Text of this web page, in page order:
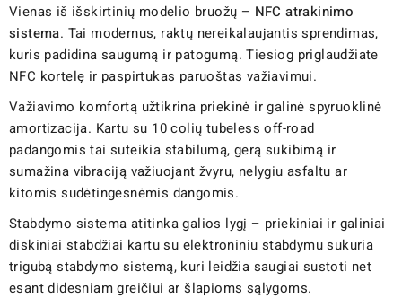
Vienas iš išskirtinių modelio bruožų – NFC atrakinimo
sistema. Tai modernus, raktų nereikalaujantis sprendimas,
kuris padidina saugumą ir patogumą. Tiesiog priglaudžiate
NFC kortelę ir paspirtukas paruoštas važiavimui.
Važiavimo komfortą užtikrina priekinė ir galinė spyruoklinė
amortizacija. Kartu su 10 colių tubeless off-road
padangomis tai suteikia stabilumą, gerą sukibimą ir
sumažina vibraciją važiuojant žvyru, nelygiu asfaltu ar
kitomis sudėtingesnėmis dangomis.
Stabdymo sistema atitinka galios lygį – priekiniai ir galiniai
diskiniai stabdžiai kartu su elektroniniu stabdymu sukuria
trigubą stabdymo sistemą, kuri leidžia saugiai sustoti net
esant didesniam greičiui ar šlapioms sąlygoms.